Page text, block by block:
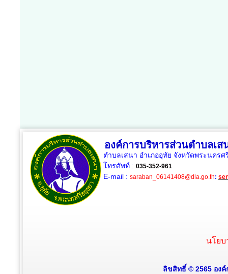
องค์การบริหารส่วนตำบลเส
ตำบลเสนา อำเภออุทัย จังหวัดพระนคร
โทรศัพท์ : 035-352-961
E-mail : saraban_06141408@dla.go.th:
นโย
ลิขสิทธิ์ © 2565 อง